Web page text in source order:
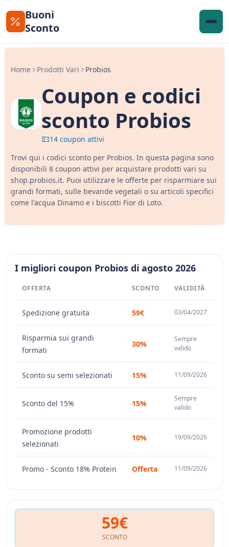
Buoni
Sconto
Home Prodotti Vari Probios
Coupon e codici
sconto Probios
14 coupon attivi
Trovi qui i codici sconto per Probios. In questa pagina sono
disponibili 8 coupon attivi per acquistare prodotti vari su
shop.probios.it. Puoi utilizzare le offerte per risparmiare sui
grandi formati, sulle bevande vegetali o su articoli specifici
come l'acqua Dinamo e i biscotti Fior di Loto.
I migliori coupon Probios di agosto 2026
OFFERTA SCONTO VALIDITÀ
Spedizione gratuita 59€ 03/04/2027
Risparmia sui grandi
formati
30%
Sempre
valido
Sconto su semi selezionati 15% 11/09/2026
Sconto del 15% 15%
Sempre
valido
Promozione prodotti
selezionati
10% 19/09/2026
Promo - Sconto 18% Protein Offerta 11/09/2026
59€
SCONTO